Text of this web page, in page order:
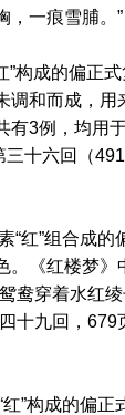
一痕雪脯。”
构成的偏正
调和而成，用
有3例，均用
十六回（
红”组合成的
。《红楼梦》
鸯穿着水红绫
十九回，679
”构成的偏正